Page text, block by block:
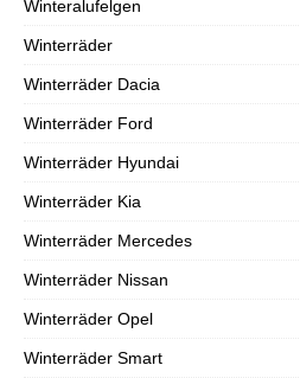
Winteralufelgen
Winterräder
Winterräder Dacia
Winterräder Ford
Winterräder Hyundai
Winterräder Kia
Winterräder Mercedes
Winterräder Nissan
Winterräder Opel
Winterräder Smart